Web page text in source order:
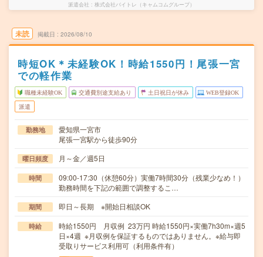
派遣会社 株式会社バイトレ（キャムコムグループ）
未読 掲載日 2026/08/10
時短OK＊未経験OK！時給1550円！尾張一宮
での軽作業
職種未経験OK 交通費別途支給あり 土日祝日が休み WEB登録OK
派遣
勤務地
愛知県一宮市
尾張一宮駅から徒歩90分
曜日頻度 月～金／週5日
時間
09:00-17:30（休憩60分）実働7時間30分（残業少なめ！）
勤務時間を下記の範囲で調整するこ…
期間 即日～長期 ※開始日相談OK
時給
時給1550円 月収例 23万円 時給1550円×実働7h30m×週5
日×4週 ※月収例を保証するものではありません。※給与即
受取りサービス利用可（利用条件有）